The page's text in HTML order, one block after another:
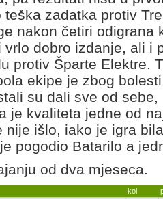
teška zadatka protiv
nakon četiri odigrana
dobro izdanje, ali i
protiv Šparte Elektre.
ekipe je zbog
su dali sve od
je kvaliteta jedne od
nije išlo, iako je igra
pogodio Batarilo a
od dva mjeseca.
kol